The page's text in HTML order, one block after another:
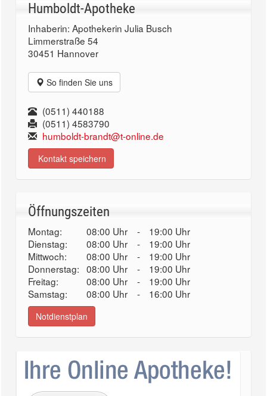
Humboldt-Apotheke
Inhaberin: Apothekerin Julia Busch
Limmerstraße 54
30451 Hannover
So finden Sie uns
(0511) 440188
(0511) 4583790
humboldt-brandt@t-online.de
Kontakt speichern
Öffnungszeiten
Montag: 08:00 Uhr -
19:00 Uhr
Dienstag:
08:00 Uhr -
19:00 Uhr
Mittwoch:
08:00 Uhr -
19:00 Uhr
Donnerstag: 08:00 Uhr -
19:00 Uhr
Freitag:
08:00 Uhr -
19:00 Uhr
Samstag:
08:00 Uhr - 16:00 Uhr
Notdienstplan